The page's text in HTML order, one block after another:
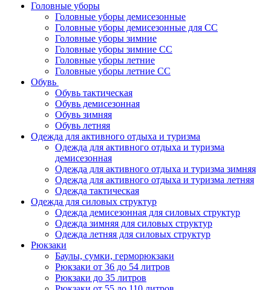
Головные уборы
Головные уборы демисезонные
Головные уборы демисезонные для СС
Головные уборы зимние
Головные уборы зимние СС
Головные уборы летние
Головные уборы летние СС
Обувь
Обувь тактическая
Обувь демисезонная
Обувь зимняя
Обувь летняя
Одежда для активного отдыха и туризма
Одежда для активного отдыха и туризма
демисезонная
Одежда для активного отдыха и туризма зимняя
Одежда для активного отдыха и туризма летняя
Одежда тактическая
Одежда для силовых структур
Одежда демисезонная для силовых структур
Одежда зимняя для силовых структур
Одежда летняя для силовых структур
Рюкзаки
Баулы, сумки, герморюкзаки
Рюкзаки от 36 до 54 литров
Рюкзаки до 35 литров